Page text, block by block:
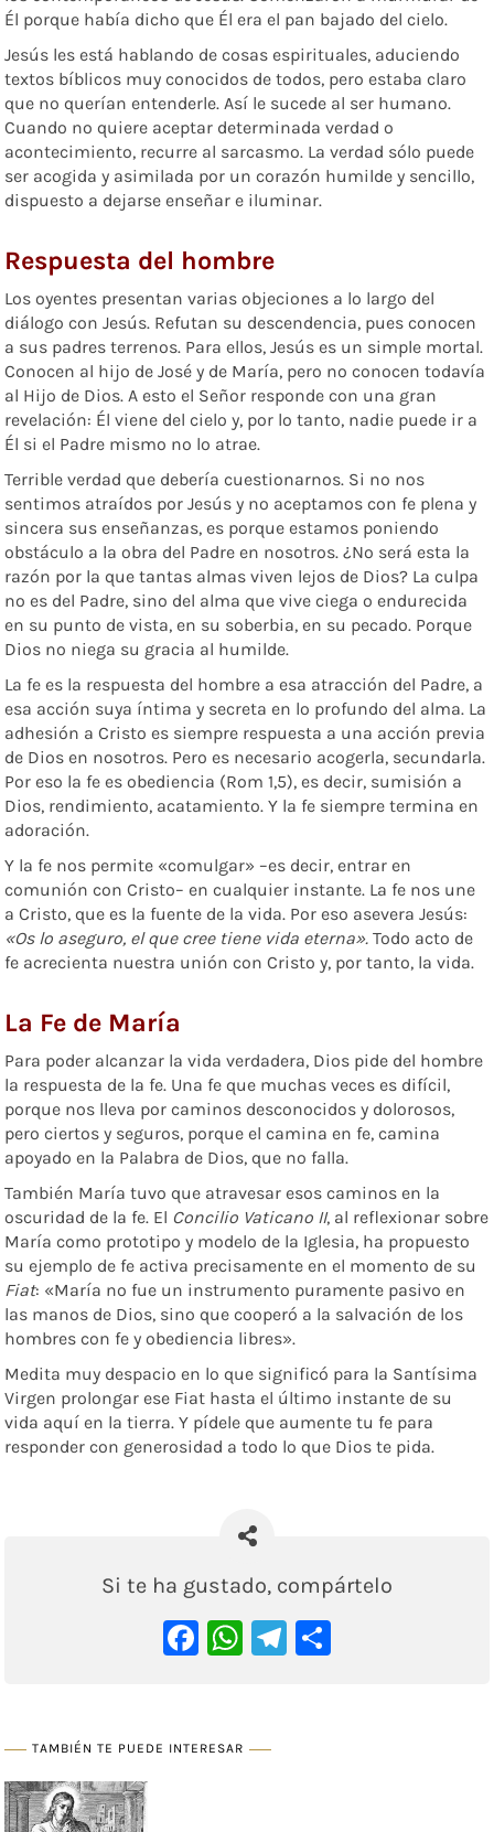
Él porque había dicho que Él era el pan bajado del cielo.
Jesús les está hablando de cosas espirituales, aduciendo
textos bíblicos muy conocidos de todos, pero estaba claro
que no querían entenderle. Así le sucede al ser humano.
Cuando no quiere aceptar determinada verdad o
acontecimiento, recurre al sarcasmo. La verdad sólo puede
ser acogida y asimilada por un corazón humilde y sencillo,
dispuesto a dejarse enseñar e iluminar.
Respuesta del hombre
Los oyentes presentan varias objeciones a lo largo del
diálogo con Jesús. Refutan su descendencia, pues conocen
a sus padres terrenos. Para ellos, Jesús es un simple mortal.
Conocen al hijo de José y de María, pero no conocen todavía
al Hijo de Dios. A esto el Señor responde con una gran
revelación: Él viene del cielo y, por lo tanto, nadie puede ir a
Él si el Padre mismo no lo atrae.
Terrible verdad que debería cuestionarnos. Si no nos
sentimos atraídos por Jesús y no aceptamos con fe plena y
sincera sus enseñanzas, es porque estamos poniendo
obstáculo a la obra del Padre en nosotros. ¿No será esta la
razón por la que tantas almas viven lejos de Dios? La culpa
no es del Padre, sino del alma que vive ciega o endurecida
en su punto de vista, en su soberbia, en su pecado. Porque
Dios no niega su gracia al humilde.
La fe es la respuesta del hombre a esa atracción del Padre, a
esa acción suya íntima y secreta en lo profundo del alma. La
adhesión a Cristo es siempre respuesta a una acción previa
de Dios en nosotros. Pero es necesario acogerla, secundarla.
Por eso la fe es obediencia (Rom 1,5), es decir, sumisión a
Dios, rendimiento, acatamiento. Y la fe siempre termina en
adoración.
Y la fe nos permite «comulgar» –es decir, entrar en
comunión con Cristo– en cualquier instante. La fe nos une
a Cristo, que es la fuente de la vida. Por eso asevera Jesús:
«Os lo aseguro, el que cree tiene vida eterna». Todo acto de
fe acrecienta nuestra unión con Cristo y, por tanto, la vida.
La Fe de María
Para poder alcanzar la vida verdadera, Dios pide del hombre
la respuesta de la fe. Una fe que muchas veces es difícil,
porque nos lleva por caminos desconocidos y dolorosos,
pero ciertos y seguros, porque el camina en fe, camina
apoyado en la Palabra de Dios, que no falla.
También María tuvo que atravesar esos caminos en la
oscuridad de la fe. El Concilio Vaticano II, al reflexionar sobre
María como prototipo y modelo de la Iglesia, ha propuesto
su ejemplo de fe activa precisamente en el momento de su
Fiat: «María no fue un instrumento puramente pasivo en
las manos de Dios, sino que cooperó a la salvación de los
hombres con fe y obediencia libres».
Medita muy despacio en lo que significó para la Santísima
Virgen prolongar ese Fiat hasta el último instante de su
vida aquí en la tierra. Y pídele que aumente tu fe para
responder con generosidad a todo lo que Dios te pida.
Si te ha gustado, compártelo
Facebook
WhatsApp
Telegram
TAMBIÉN TE PUEDE INTERESAR